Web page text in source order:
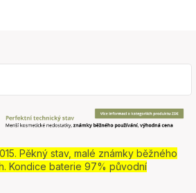
Pěkný stav, malé známky běžného
Kondice baterie 97% původní